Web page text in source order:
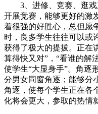
3、进修、竞赛、逛戏
开展竞赛，能够更好的激
着很强的好胜心，总但愿
时，良多学生往往可以或
获得了极大的提拔。正在
算得快又对”，“看谁的解
使学生“大显身手”。角逐
分男女同窗角逐；能够分
角逐，使每个学生正在各
化将会更大，参取的热情